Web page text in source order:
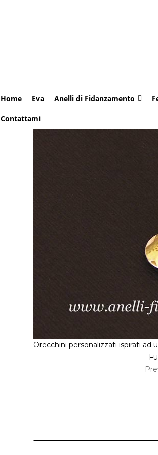
Home Eva Anelli di Fidanzamento
Contattami
Orecchini personalizzati ispirati ad